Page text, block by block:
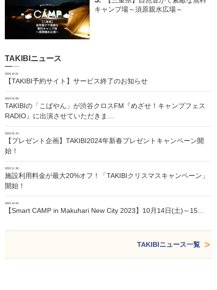
キャンプ場～須原親水広場～
TAKIBIニュース
2024.10.01
【TAKIBI予約サイト】サービス終了のお知らせ
2024.02.06
TAKIBIの「こばやん」が渋谷クロスFM『めざせ！キャンプフェス
RADIO』に出演させていただきま…
2024.01.24
【プレゼント企画】TAKIBI2024年新春プレゼントキャンペーン開
始！
2023.11.30
施設利用料金が最大20%オフ！「TAKIBIクリスマスキャンペーン」
開始！
2023.10.05
【Smart CAMP in Makuhari New City 2023】10月14日(土)～15…
TAKIBIニュース一覧